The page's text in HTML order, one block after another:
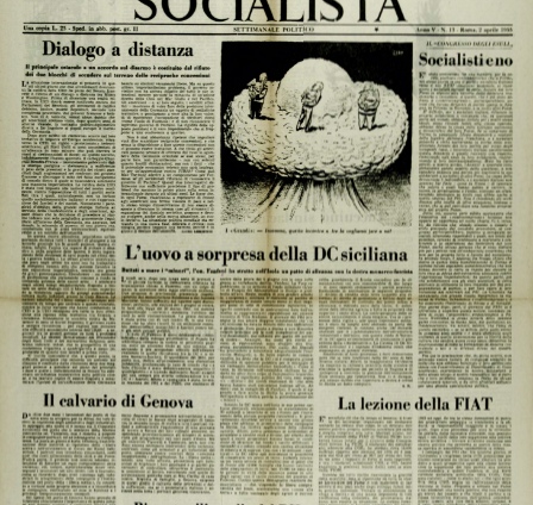
Le notti dell’orrore a brooklyn
(L.d.S.)
Ieri, Oggi, Domani (Aldo
Sammarco)